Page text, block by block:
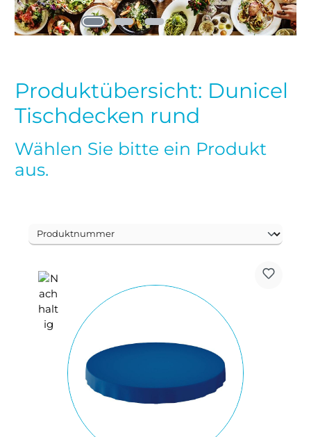
Produktübersicht: Dunicel
Tischdecken rund
Wählen Sie bitte ein Produkt
aus.